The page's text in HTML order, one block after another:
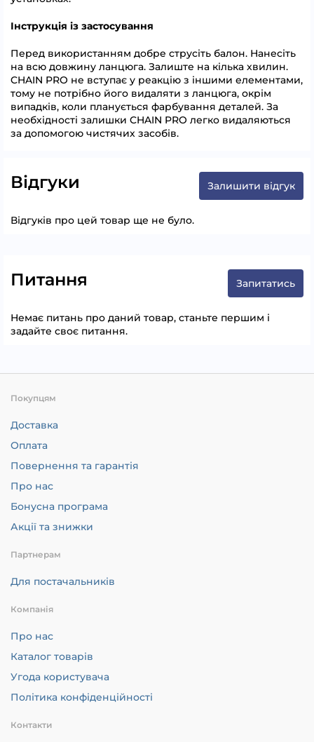
Інструкція із застосування
Перед використанням добре струсіть балон. Нанесіть
на всю довжину ланцюга. Залиште на кілька хвилин.
CHAIN PRO не вступає у реакцію з іншими елементами,
тому не потрібно його видаляти з ланцюга, окрім
випадків, коли планується фарбування деталей. За
необхідності залишки CHAIN PRO легко видаляються
за допомогою чистячих засобів.
Відгуки Залишити відгук
Відгуків про цей товар ще не було.
Питання Запитатись
Немає питань про даний товар, станьте першим і
задайте своє питання.
Покупцям
Доставка
Оплата
Повернення та гарантія
Про нас
Бонусна програма
Акції та знижки
Партнерам
Для постачальників
Компанія
Про нас
Каталог товарів
Угода користувача
Політика конфіденційності
Контакти